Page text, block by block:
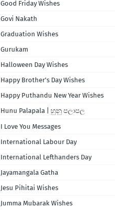
Good Friday Wishes
Govi Nakath
Graduation Wishes
Gurukam
Halloween Day Wishes
Happy Brother's Day Wishes
Happy Puthandu New Year Wishes
Hunu Palapala | හුනු පලාපල
I Love You Messages
International Labour Day
International Lefthanders Day
Jayamangala Gatha
Jesu Pihitai Wishes
Jumma Mubarak Wishes